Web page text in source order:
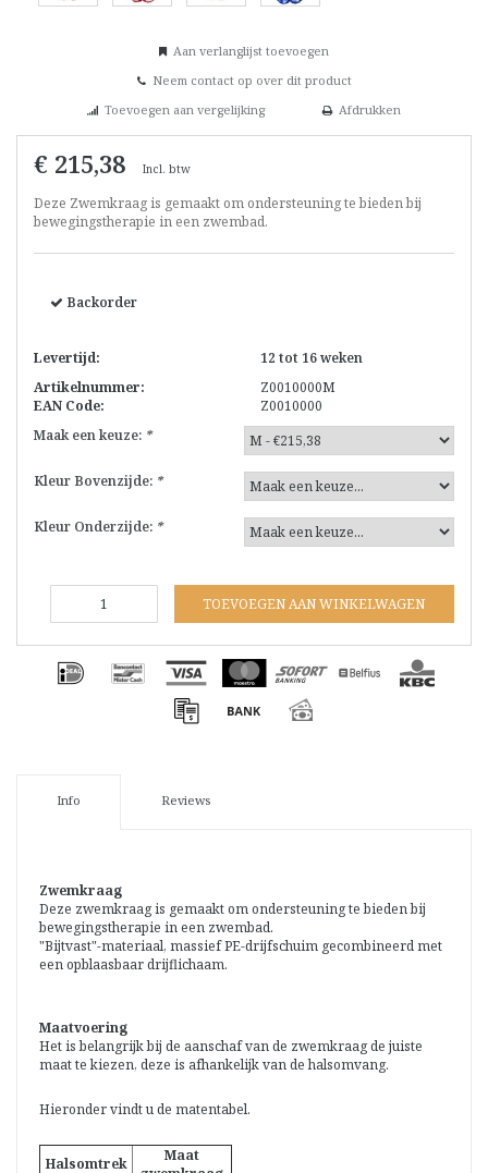
Aan verlanglijst toevoegen
Neem contact op over dit product
Toevoegen aan vergelijking
Afdrukken
€ 215,38 Incl. btw
Deze Zwemkraag is gemaakt om ondersteuning te bieden bij
bewegingstherapie in een zwembad.
Backorder
Levertijd:
12 tot 16 weken
Artikelnummer:
Z0010000M
EAN Code:
Z0010000
Maak een keuze: *
Kleur Bovenzijde: *
Kleur Onderzijde: *
TOEVOEGEN AAN WINKELWAGEN
Info Reviews
Zwemkraag
Deze zwemkraag is gemaakt om ondersteuning te bieden bij
bewegingstherapie in een zwembad.
"Bijtvast"-materiaal, massief PE-drijfschuim gecombineerd met
een opblaasbaar drijflichaam.
Maatvoering
Het is belangrijk bij de aanschaf van de zwemkraag de juiste
maat te kiezen, deze is afhankelijk van de halsomvang.
Hieronder vindt u de matentabel.
Halsomtrek
Maat